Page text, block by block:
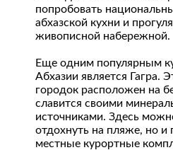
попробовать
абхазской кухни и
живописной набережной.
Еще одним популярным
Абхазии является Гагра.
городок расположен на
славится своими
источниками. Здесь
отдохнуть на пляже, но и
местные курортные